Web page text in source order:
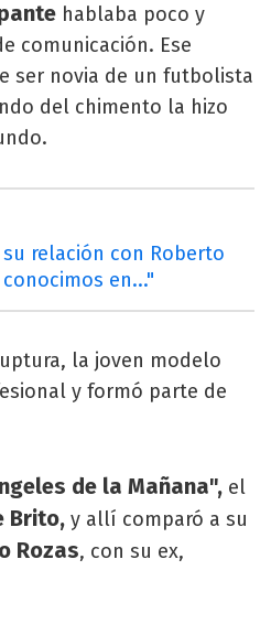
hablaba poco y
comunicación. Ese
ser novia de un futbolista
del chimento la hizo
relación con Roberto
en..."
la joven modelo
y formó parte de
de la Mañana", el
Brito, y allí comparó a su
Rozas, con su ex,